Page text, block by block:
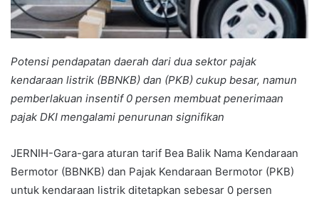
Potensi pendapatan daerah dari dua sektor pajak
kendaraan listrik (BBNKB) dan (PKB) cukup besar, namun
pemberlakuan insentif 0 persen membuat penerimaan
pajak DKI mengalami penurunan signifikan
JERNIH-Gara-gara aturan tarif Bea Balik Nama Kendaraan
Bermotor (BBNKB) dan Pajak Kendaraan Bermotor (PKB)
untuk kendaraan listrik ditetapkan sebesar 0 persen